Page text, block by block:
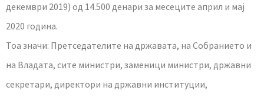
декември 2019) од 14.500 денари за месеците април и мај
2020 година.
Тоа значи: Претседателите на државата, на Собранието и
на Владата, сите министри, заменици министри, државни
секретари, директори на државни институции,